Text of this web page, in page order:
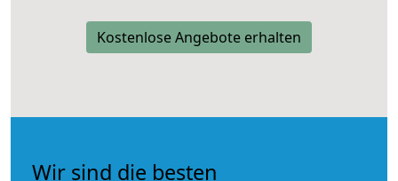
Kostenlose Angebote erhalten
Wir sind die besten